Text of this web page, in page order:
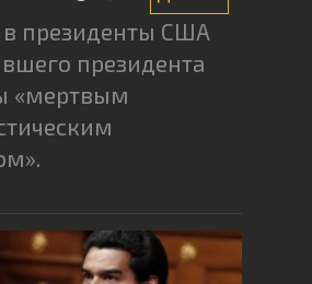
в президенты США
президента
«мертвым